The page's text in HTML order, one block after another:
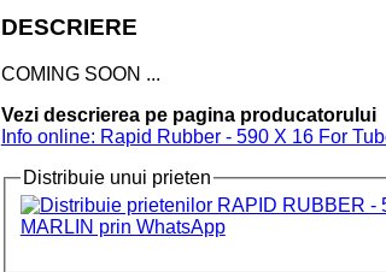
DESCRIERE
COMING SOON ...
Vezi descrierea pe pagina producatorului
Info online: Rapid Rubber - 590 X 16 For
Distribuie unui prieten